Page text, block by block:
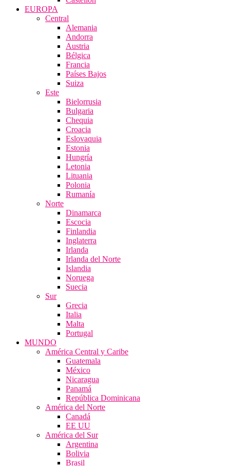
EUROPA
Central
Alemania
Andorra
Austria
Bélgica
Francia
Países Bajos
Suiza
Este
Bielorrusia
Bulgaria
Chequia
Croacia
Eslovaquia
Estonia
Hungría
Letonia
Lituania
Polonia
Rumanía
Norte
Dinamarca
Escocia
Finlandia
Inglaterra
Irlanda
Irlanda del Norte
Islandia
Noruega
Suecia
Sur
Grecia
Italia
Malta
Portugal
MUNDO
América Central y Caribe
Guatemala
México
Nicaragua
Panamá
República Dominicana
América del Norte
Canadá
EE UU
América del Sur
Argentina
Bolivia
Brasil